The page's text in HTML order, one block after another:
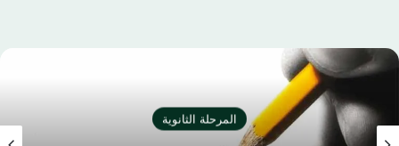
المرحلة الثانوية